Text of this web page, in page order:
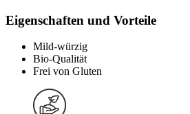
Eigenschaften und Vorteile
Mild-würzig
Bio-Qualität
Frei von Gluten